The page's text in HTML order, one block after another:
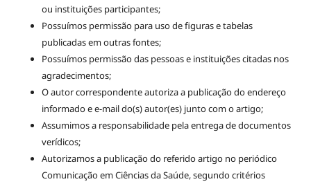
ou instituições participantes;
Possuímos permissão para uso de figuras e tabelas
publicadas em outras fontes;
Possuímos permissão das pessoas e instituições citadas nos
agradecimentos;
O autor correspondente autoriza a publicação do endereço
informado e e-mail do(s) autor(es) junto com o artigo;
Assumimos a responsabilidade pela entrega de documentos
verídicos;
Autorizamos a publicação do referido artigo no periódico
Comunicação em Ciências da Saúde, segundo critérios